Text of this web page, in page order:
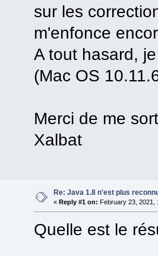
sur les
m'enfonce
A tout hasard,
(Mac OS
Merci de me
Xalbat
Re: Java 1.8 n'est plus
« Reply #1 on: February 23, 2021,
Quelle est le